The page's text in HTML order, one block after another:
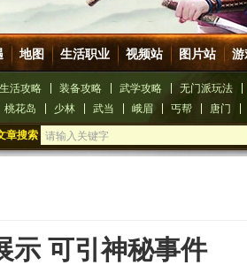
地图 生活职业 视频站 图片站 游
生活攻略 装备攻略 武学攻略 无门派玩法
桃花岛 少林 武当 峨眉 丐帮 唐门
章搜索
示 可引神秘事件